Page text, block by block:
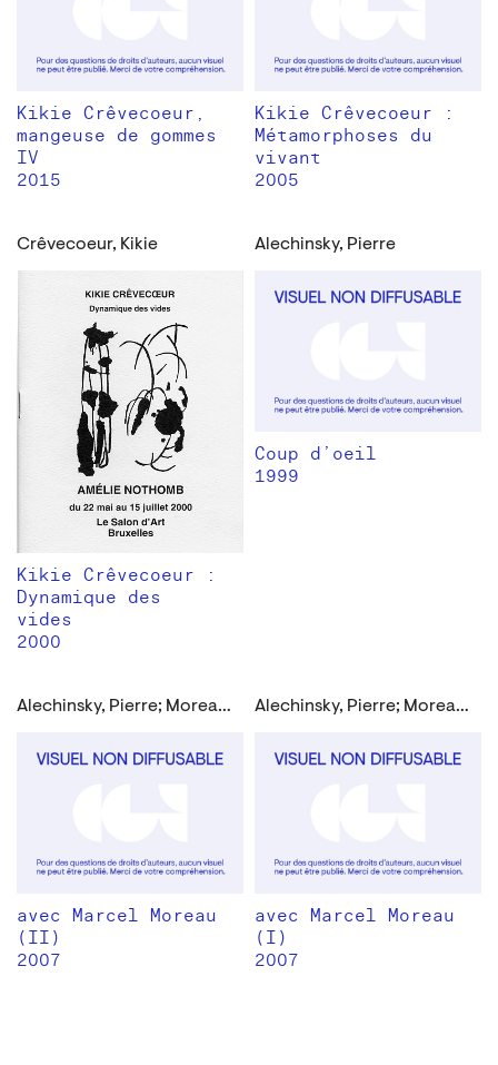
Kikie Crêvecoeur,
mangeuse de gommes
IV
2015
Kikie Crêvecoeur :
Métamorphoses du
vivant
2005
Crêvecoeur, Kikie
Kikie Crêvecoeur :
Dynamique des
vides
2000
Alechinsky, Pierre
Coup d’oeil
1999
Alechinsky, Pierre; Moreau, Marcel
avec Marcel Moreau
(II)
2007
Alechinsky, Pierre; Moreau, Marcel
avec Marcel Moreau
(I)
2007